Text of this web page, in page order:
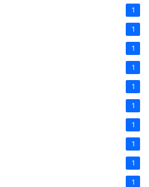
1
1
1
1
1
1
1
1
1
1